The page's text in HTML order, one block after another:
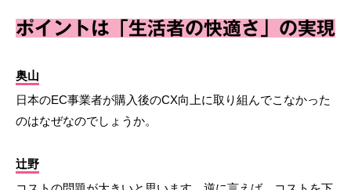
ポイントは「生活者の快適さ」の実現
奥山
日本のEC事業者が購入後のCX向上に取り組んでこなかった
のはなぜなのでしょうか。
辻野